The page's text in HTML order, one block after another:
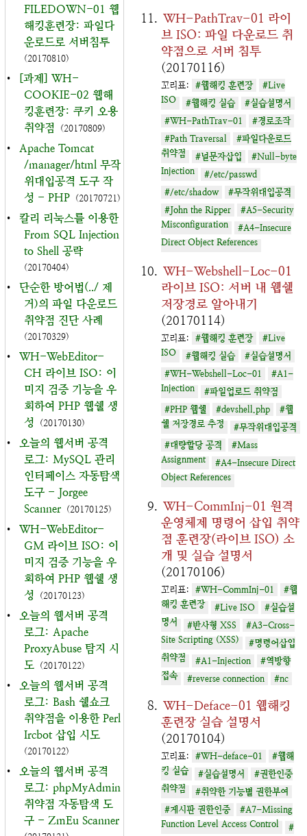
FILEDOWN-01 웹
해킹훈련장: 파일다
운로드로 서버침투
(20170810)
•
[과제] WH-
COOKIE-02 웹해
킹훈련장: 쿠키 오용
취약점
(20170809)
•
Apache Tomcat
/manager/html 무작
위대입공격 도구 작
성 - PHP (20170721)
•
칼리 리눅스를 이용한
From SQL Injection
to Shell 공략
(20170404)
•
단순한 방어법(../ 제
거)의 파일 다운로드
취약점 진단 사례
(20170329)
•
WH-WebEditor-
CH 라이브 ISO: 이
미지 검증 기능을 우
회하여 PHP 웹쉘 생
성
(20170130)
•
오늘의 웹서버 공격
로그: MySQL 관리
인터페이스 자동탐색
도구 - Jorgee
Scanner (20170125)
•
WH-WebEditor-
GM 라이브 ISO: 이
미지 검증 기능을 우
회하여 PHP 웹쉘 생
성
(20170123)
•
오늘의 웹서버 공격
로그: Apache
ProxyAbuse 탐지 시
도 (20170122)
•
오늘의 웹서버 공격
로그: Bash 쉘쇼크
취약점을 이용한 Perl
Ircbot 삽입 시도
(20170122)
•
오늘의 웹서버 공격
로그: phpMyAdmin
취약점 자동탐색 도
구 - ZmEu Scanner
WH-PathTrav-01 라이
브 ISO: 파일 다운로드 취
약점으로 서버 침투
(20170116)
꼬리표: #웹해킹 훈련장 #Live
ISO #웹해킹 실습
#실습설명서
#WH-PathTrav-01
#경로조작
#Path Traversal
#파일다운로드
취약점 #널문자삽입 #Null-byte
Injection
#/etc/passwd
#/etc/shadow
#무작위대입공격
#John the Ripper
#A5-Security
Misconfiguration #A4-Insecure
Direct Object References
WH-Webshell-Loc-01
라이브 ISO: 서버 내 웹쉘
저장경로 알아내기
(20170114)
꼬리표: #웹해킹 훈련장 #Live
ISO #웹해킹 실습
#실습설명서
#WH-Webshell-Loc-01
#A1-
Injection
#파일업로드 취약점
#PHP 웹쉘
#devshell.php #웹
쉘 저장경로 추정
#무작위대입공격
#대량할당 공격
#Mass
Assignment #A4-Insecure Direct
Object References
WH-CommInj-01 원격
운영체제 명령어 삽입 취약
점 훈련장(라이브 ISO) 소
개 및 실습 설명서
(20170106)
꼬리표: #WH-CommInj-01 #웹
해킹 훈련장 #Live ISO #실습설
명서 #반사형 XSS #A3-Cross-
Site Scripting (XSS) #명령어삽입
취약점 #A1-Injection #역방향
접속 #reverse connection #nc
WH-Deface-01 웹해킹
훈련장 실습 설명서
(20170104)
꼬리표: #WH-deface-01 #웹해
킹 실습 #실습설명서 #권한인증
취약점
#취약한 기능별 권한부여
#게시판 권한인증
#A7-Missing
Function Level Access Control #